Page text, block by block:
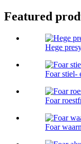
Featured
Hege
Foar stiel-
Foar
Foar